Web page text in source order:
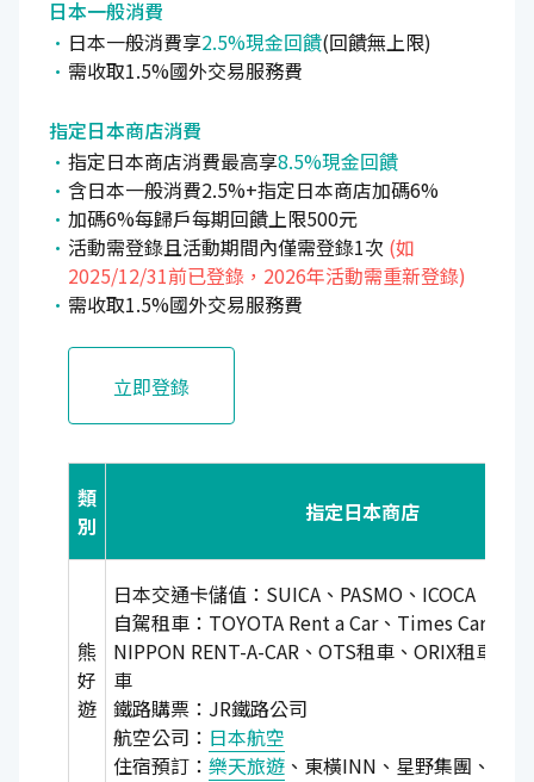
日本一般消費
日本一般消費享2.5%現金回饋(回饋無上限)
需收取1.5%國外交易服務費
指定日本商店消費
指定日本商店消費最高享8.5%現金回饋
含日本一般消費2.5%+指定日本商店加碼6%
加碼6%每歸戶每期回饋上限500元
活動需登錄且活動期間內僅需登錄1次 (如
2025/12/31前已登錄，2026年活動需重新登錄)
需收取1.5%國外交易服務費
立即登錄
類
別
指定日本商店
熊
好
遊
日本交通卡儲值：SUICA、PASMO、ICOCA
自駕租車：TOYOTA Rent a Car、Times Car
NIPPON RENT-A-CAR、OTS租車、ORIX租車、
車
鐵路購票：JR鐵路公司
航空公司： 日本航空
住宿預訂： 樂天旅遊 、東橫INN、星野集團、